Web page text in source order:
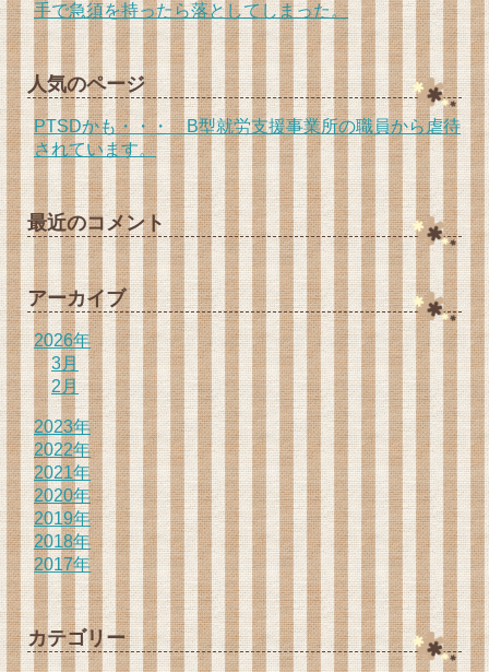
手で急須を持ったら落としてしまった。
人気のページ
PTSDかも・・・ B型就労支援事業所の職員から虐待
されています。
最近のコメント
アーカイブ
2026年
3月
2月
2023年
2022年
2021年
2020年
2019年
2018年
2017年
カテゴリー